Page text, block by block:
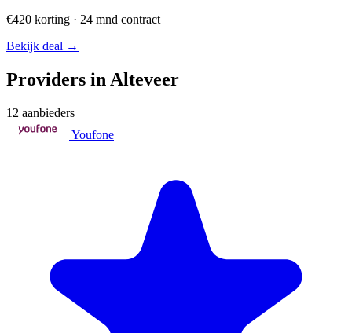
€420 korting · 24 mnd contract
Bekijk deal →
Providers in Alteveer
12 aanbieders
Youfone